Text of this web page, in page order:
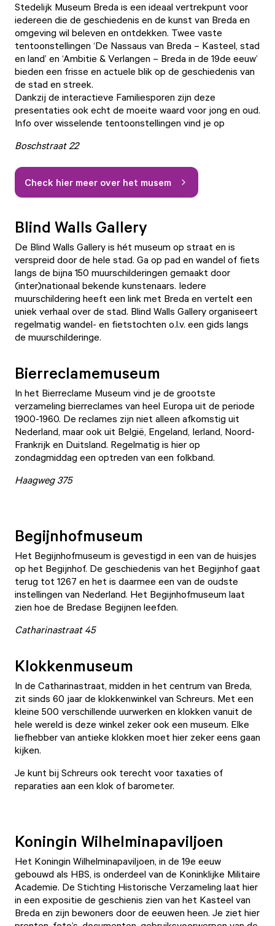
Stedelijk Museum Breda is een ideaal vertrekpunt voor
iedereen die de geschiedenis en de kunst van Breda en
omgeving wil beleven en ontdekken. Twee vaste
tentoonstellingen ‘De Nassaus van Breda – Kasteel, stad
en land’ en ‘Ambitie & Verlangen – Breda in de 19de eeuw’
bieden een frisse en actuele blik op de geschiedenis van
de stad en streek.
Dankzij de interactieve Familiesporen zijn deze
presentaties ook echt de moeite waard voor jong en oud.
Info over wisselende tentoonstellingen vind je op
Boschstraat 22
Check hier meer over het musem
Blind Walls Gallery
De Blind Walls Gallery is hét museum op straat en is
verspreid door de hele stad. Ga op pad en wandel of fiets
langs de bijna 150 muurschilderingen gemaakt door
(inter)nationaal bekende kunstenaars. Iedere
muurschildering heeft een link met Breda en vertelt een
uniek verhaal over de stad. Blind Walls Gallery organiseert
regelmatig wandel- en fietstochten o.l.v. een gids langs
de muurschilderinge.
Bierreclamemuseum
In het Bierreclame Museum vind je de grootste
verzameling bierreclames van heel Europa uit de periode
1900-1960. De reclames zijn niet alleen afkomstig uit
Nederland, maar ook uit België, Engeland, Ierland, Noord-
Frankrijk en Duitsland. Regelmatig is hier op
zondagmiddag een optreden van een folkband.
Haagweg 375
Begijnhofmuseum
Het Begijnhofmuseum is gevestigd in een van de huisjes
op het Begijnhof. De geschiedenis van het Begijnhof gaat
terug tot 1267 en het is daarmee een van de oudste
instellingen van Nederland. Het Begijnhofmuseum laat
zien hoe de Bredase Begijnen leefden.
Catharinastraat 45
Klokkenmuseum
In de Catharinastraat, midden in het centrum van Breda,
zit sinds 60 jaar de klokkenwinkel van Schreurs. Met een
kleine 500 verschillende uurwerken en klokken vanuit de
hele wereld is deze winkel zeker ook een museum. Elke
liefhebber van antieke klokken moet hier zeker eens gaan
kijken.
Je kunt bij Schreurs ook terecht voor taxaties of
reparaties aan een klok of barometer.
Koningin Wilhelminapaviljoen
Het Koningin Wilhelminapaviljoen, in de 19e eeuw
gebouwd als HBS, is onderdeel van de Koninklijke Militaire
Academie. De Stichting Historische Verzameling laat hier
in een expositie de geschienis zien van het Kasteel van
Breda en zijn bewoners door de eeuwen heen. Je ziet hier